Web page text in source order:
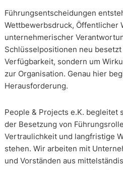
Führungsentscheidungen
Wettbewerbsdruck, Öffentlicher
unternehmerischer
Schlüsselpositionen neu
Verfügbarkeit, sondern um
zur Organisation. Genau hier
Herausforderung.
People & Projects e.K. begleitet
der Besetzung von
Vertraulichkeit und langfristige
stehen. Wir arbeiten mit
und Vorständen aus